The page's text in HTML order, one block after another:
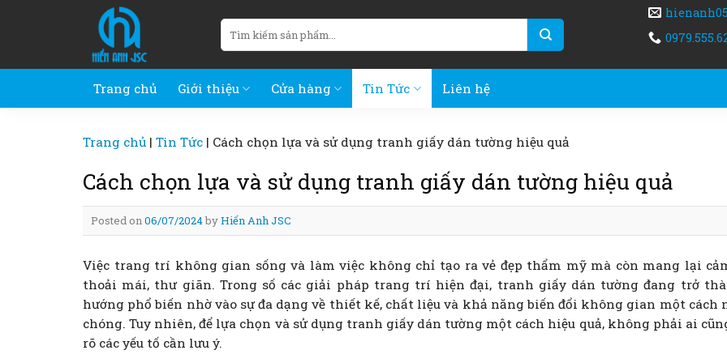
Tìm
kiếm:
Trang chủ Giới thiệu Cửa hàng Tin Tức Liên hệ
Trang chủ | Tin Tức | Cách chọn lựa và sử dụng tranh giấy dán tường hiệu quả
Cách chọn lựa và sử dụng tranh giấy dán tường hiệu quả
Posted on06/07/2024byHiển Anh JSC
Việc trang trí không gian sống và làm việc không chỉ tạo ra vẻ đẹp thẩm mỹ mà còn mang lại
thoải mái, thư giãn. Trong số các giải pháp trang trí hiện đại, tranh giấy dán tường đang trở
hướng phổ biến nhờ vào sự đa dạng về thiết kế, chất liệu và khả năng biến đổi không gian một cách
chóng. Tuy nhiên, để lựa chọn và sử dụng tranh giấy dán tường một cách hiệu quả, không phải ai
rõ các yếu tố cần lưu ý.